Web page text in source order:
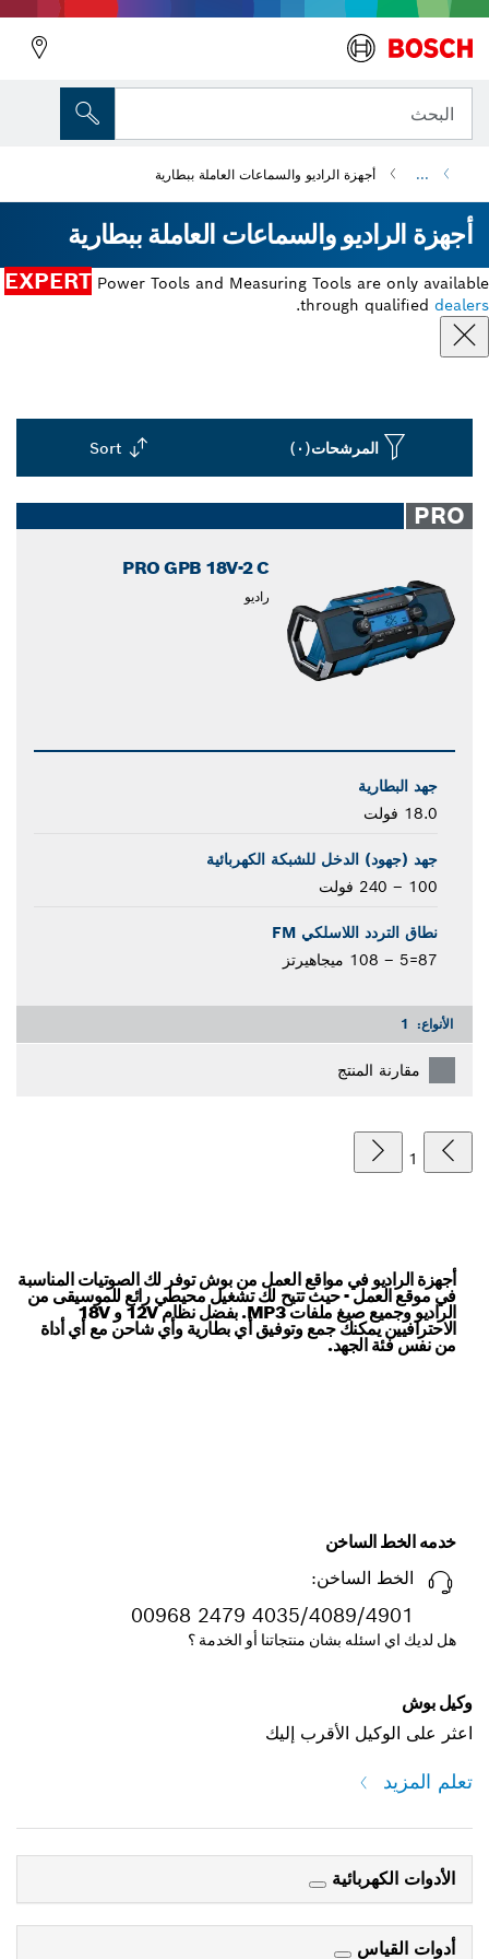
البحث
... أجهزة الراديو والسماعات العاملة ببطارية
أجهزة الراديو والسماعات العاملة ببطارية
EXPERT Power Tools and Measuring Tools are only available
through qualified dealers
.
المرشحات(٠) Sort
closed
PRO
PRO GPB 18V-2 C
راديو
جهد البطارية
18.0 فولت
جهد (جهود) الدخل للشبكة الكهربائية
100 – 240 فولت
نطاق التردد اللاسلكي FM
87=5 – 108 ميجاهيرتز
الأنواع: 1
مقارنة المنتج
1
أجهزة الراديو في مواقع العمل من بوش توفر لك الصوتيات المناسبة
في موقع العمل - حيث تتيح لك تشغيل محيطي رائع للموسيقى من
الراديو وجميع صيغ ملفات MP3. بفضل نظام 12V و 18V
الاحترافيين يمكنك جمع وتوفيق أي بطارية وأي شاحن مع أي أداة
من نفس فئة الجهد.
خدمه الخط الساخن
الخط الساخن:
00968 2479 4035/4089/4901
هل لديك اي اسئله بشان منتجاتنا أو الخدمة ؟
وكيل بوش
اعثر على الوكيل الأقرب إليك
تعلم المزيد
الأدوات الكهربائية
أدوات القياس